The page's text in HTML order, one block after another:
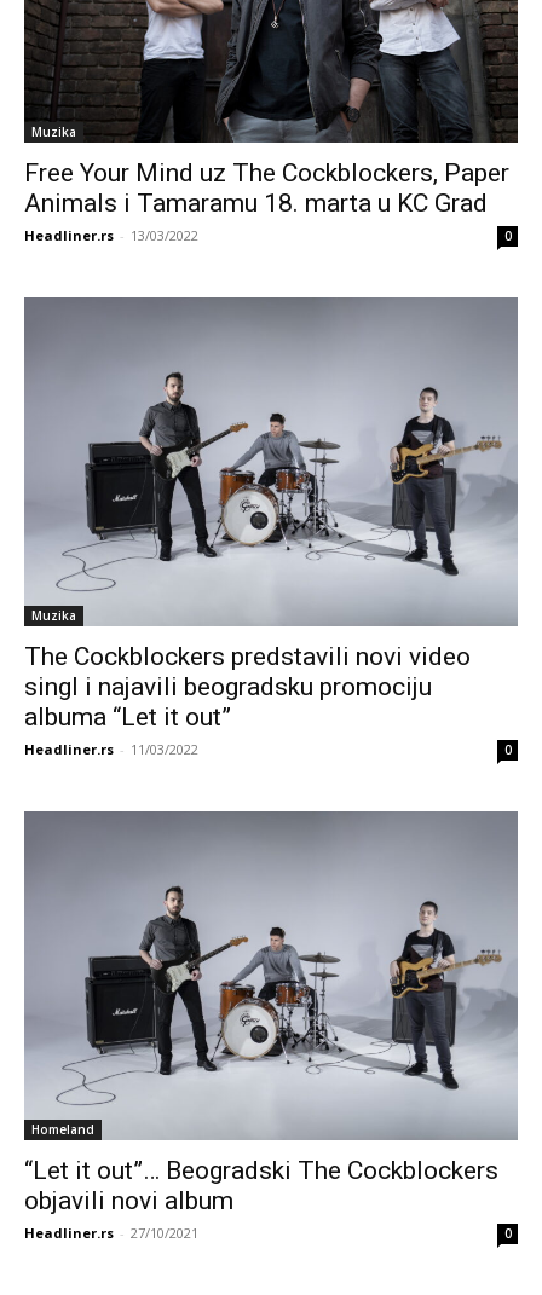
Muzika
Free Your Mind uz The Cockblockers, Paper
Animals i Tamaramu 18. marta u KC Grad
Headliner.rs - 13/03/2022 0
Muzika
The Cockblockers predstavili novi video
singl i najavili beogradsku promociju
albuma “Let it out”
Headliner.rs - 11/03/2022 0
Homeland
“Let it out”… Beogradski The Cockblockers
objavili novi album
Headliner.rs - 27/10/2021 0